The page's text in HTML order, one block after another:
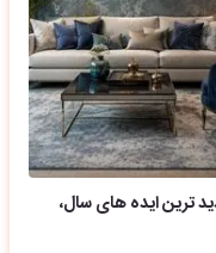
ترین ایده های سال،